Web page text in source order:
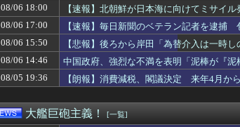
中国SNS なぜフランス人はこれほど日本が好きなのか
【速報】毎日新聞記者・幾島由佳を逮捕 包丁で夫脅した
【悲報】後ろから岸田「為替介入は一時しのぎに過ぎな
フット後藤「ハゲとるやないかい！（ペシッ！）」客「
中国、アメリカに対する制裁を一斉発表
ゆとりの新入社員がマジ使えないw
町のお弁当屋さん「申し訳ないが消費税1%になったらそ
【甲子園】仙台育英女子マネのウインクが波紋、称賛と
ブランドいちご「いちごさん」の苗2000株盗まれる
08/06 18:00
【速報】北朝鮮が日本海に向けてミサイル
08/06 17:00
【速報】毎日新聞のベテラン記者を逮捕
08/06 15:50
【悲報】後ろから岸田「為替介入は一時し
08/06 14:46
中国政府、強烈な不満を表明「泥棒が『
08/05 19:36
【朗報】消費減税、閣議決定 来年4月か
大艦巨砲主義！ [一覧]